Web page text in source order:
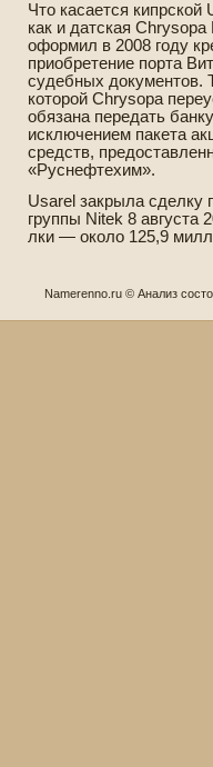
Что касается кипрской
как и датская
оформил в 2008 году
приобретение порта
суде­бных документов.
которой Chrysopa
обязана передать
исключением пакета
средств,
«Руснефтехим».
Usarel закрыла сде­лку
группы Nitek 8 августа
лки — около 125,9
Namerenno.ru © Анализ